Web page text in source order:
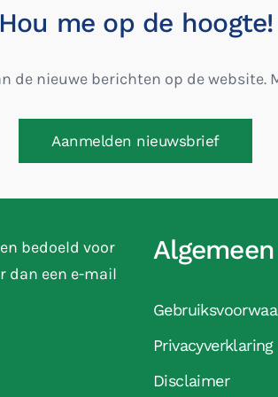
Hou me op de hoogte!
de nieuwe berichten op de website.
Aanmelden nieuwsbrief
bedoeld voor
dan een e-mail
Algemeen
Privacyverklaring
Disclaimer